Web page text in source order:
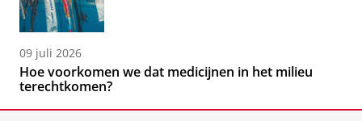
09 juli 2026
Hoe voorkomen we dat medicijnen in het milieu
terechtkomen?